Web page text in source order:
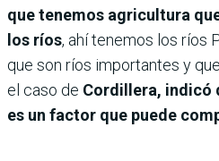
que tenemos agricultura
los ríos, ahí tenemos los ríos
que son ríos importantes y
el caso de Cordillera, indicó
es un factor que puede